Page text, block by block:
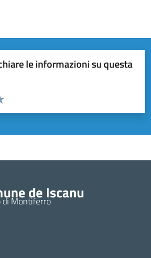
le informazioni su questa
pagina
5 stelle su 5
4 stelle su 5
su 5
su 5
de Iscanu
di Montiferro